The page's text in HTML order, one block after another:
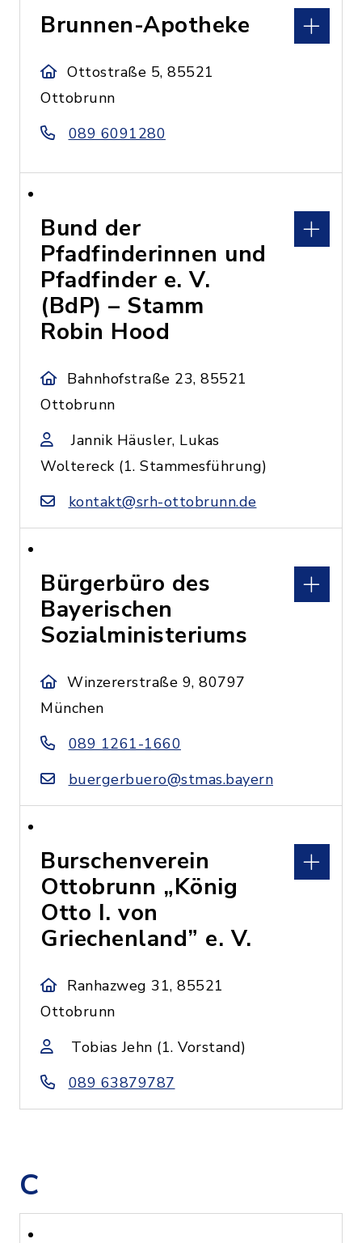
Brunnen-Apotheke
Ottostraße 5, 85521
Ottobrunn
089 6091280
Bund der
Pfadfinderinnen und
Pfadfinder e. V.
(BdP) – Stamm
Robin Hood
Bahnhofstraße 23, 85521
Ottobrunn
Jannik Häusler, Lukas
Woltereck (1. Stammesführung)
kontakt@srh-ottobrunn.de
Bürgerbüro des
Bayerischen
Sozialministeriums
Winzererstraße 9, 80797
München
089 1261-1660
buergerbuero@stmas.bayern
Burschenverein
Ottobrunn „König
Otto I. von
Griechenland” e. V.
Ranhazweg 31, 85521
Ottobrunn
Tobias Jehn (1. Vorstand)
089 63879787
C